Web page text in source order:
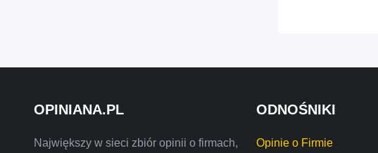
OPINIANA.PL
Największy w sieci zbiór opinii o firmach,
ODNOŚNIKI
Opinie o Firmie